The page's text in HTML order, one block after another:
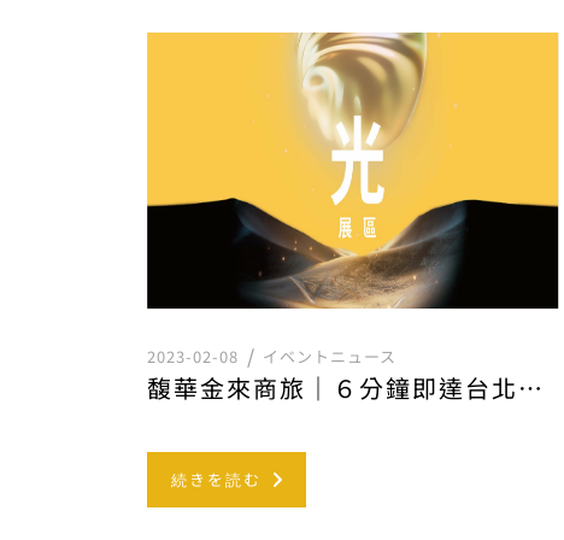
2023-02-08 イベントニュース
馥華金來商旅｜６分鐘即達台北燈會—台北燈會住宿—光展區
続きを読む